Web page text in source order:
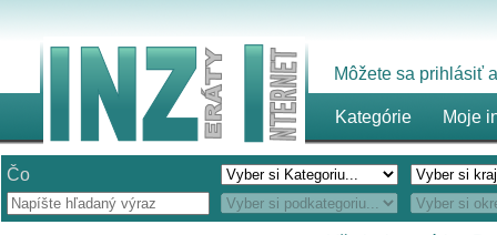
Môžete sa prihlásiť
Kategórie Moje
Čo